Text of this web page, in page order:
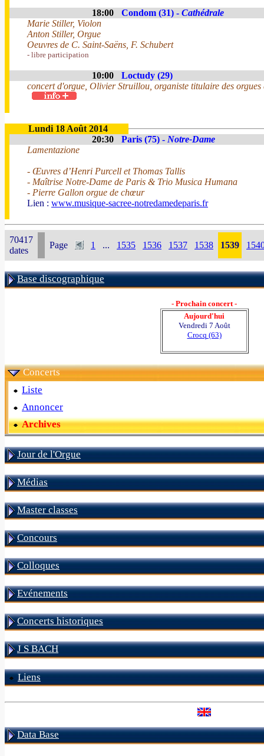
18:00 Condom (31) - Cathédrale
Marie Stiller, Violon
Anton Stiller, Orgue
Oeuvres de C. Saint-Saëns, F. Schubert
- libre participation
10:00
Loctudy (29)
concert d'orgue, Olivier Struillou, organiste titulaire des
Lundi 18 Août 2014
20:30
Paris (75) - Notre-Dame
Lamentazione
- Œuvres d’Henri Purcell et Thomas Tallis
- Maîtrise Notre-Dame de Paris & Trio Musica Humana
- Pierre Gallon orgue de chœur
Lien : www.musique-sacree-notredamedeparis.fr
70417
dates
Page 1 ... 1535 1536 1537 1538 1539
Base discographique
- Prochain concert -
Aujourd'hui
Vendredi 7 Août
Crocq (63)
Concerts
Liste
Annoncer
Archives
Jour de l'Orgue
Médias
Master classes
Concours
Colloques
Evénements
Concerts historiques
J S BACH
Liens
Data Base